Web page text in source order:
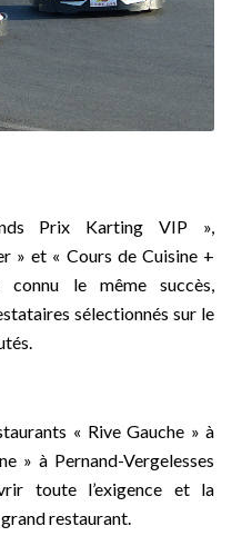
Prix Karting VIP »,
» et « Cours de Cuisine +
le même succès,
sélectionnés sur le
« Rive Gauche » à
» à Pernand-Vergelesses
toute l’exigence et la
restaurant.